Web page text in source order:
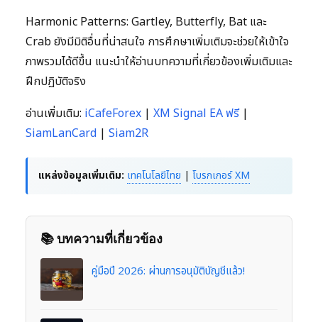
Harmonic Patterns: Gartley, Butterfly, Bat และ
Crab ยังมีมิติอื่นที่น่าสนใจ การศึกษาเพิ่มเติมจะช่วยให้เข้าใจ
ภาพรวมได้ดีขึ้น แนะนำให้อ่านบทความที่เกี่ยวข้องเพิ่มเติมและ
ฝึกปฏิบัติจริง
อ่านเพิ่มเติม: iCafeForex | XM Signal EA ฟรี|
SiamLanCard | Siam2R
แหล่งข้อมูลเพิ่มเติม: เทคโนโลยีไทย | โบรกเกอร์ XM
📚 บทความที่เกี่ยวข้อง
คู่มือปี 2026: ผ่านการอนุมัติบัญชีแล้ว!